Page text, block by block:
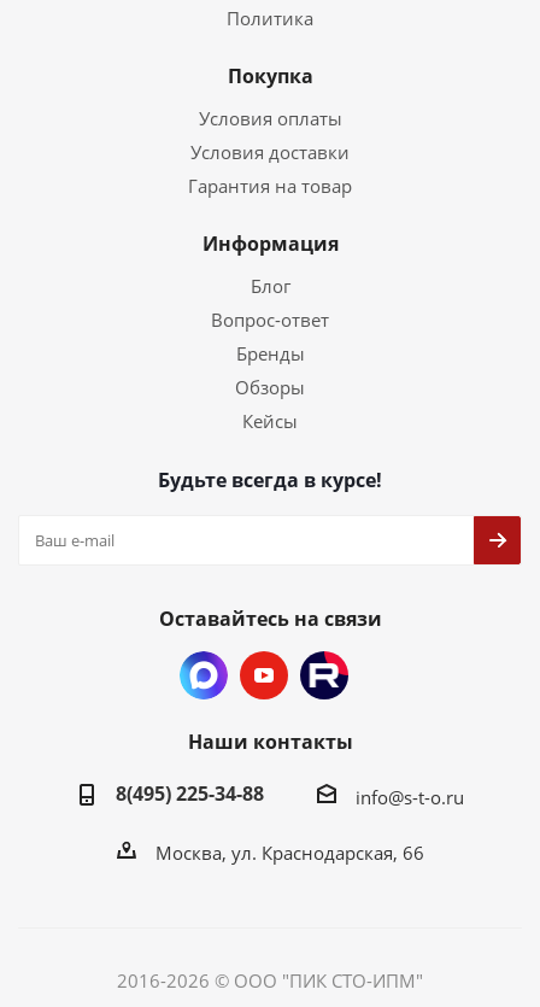
Политика
Покупка
Условия оплаты
Условия доставки
Гарантия на товар
Информация
Блог
Вопрос-ответ
Бренды
Обзоры
Кейсы
Будьте всегда в курсе!
Оставайтесь на связи
Наши контакты
8(495) 225-34-88
info@s-t-o.ru
Москва, ул. Краснодарская, 66
2016-2026 © ООО "ПИК СТО-ИПМ"